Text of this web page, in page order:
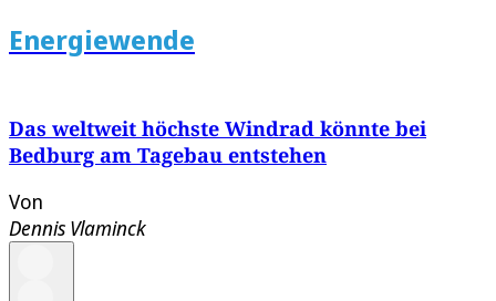
Energiewende
Das weltweit höchste Windrad könnte bei
Bedburg am Tagebau entstehen
Von
Dennis Vlaminck